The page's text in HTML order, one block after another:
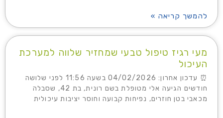
להמשך קריאה »
מעי רגיז טיפול טבעי שמחזיר שלווה למערכת
העיכול
⏰ עדכון אחרון: 04/02/2026 בשעה 11:56 לפני שלושה
חודשים הגיעה אלי מטופלת בשם רונית, בת 42, שסבלה
מכאבי בטן חוזרים, נפיחות קבועה וחוסר יציבות עיכולית